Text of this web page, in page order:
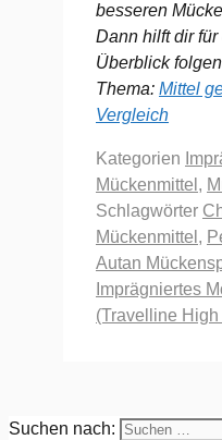
besseren
Dann hilft dir
Überblick
Thema: Mittel
Vergleich
Kategorien
Mückenmittel ,
Schlagwörter
Mückenmittel ,
Autan
Imprägniertes
(Travelline
Suchen nach: